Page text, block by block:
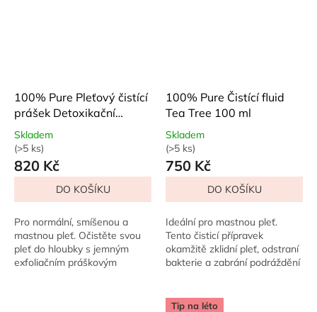
100% Pure Pleťový čistící
prášek Detoxikační
bylinky 58 g
Průměrné
hodnocení
produktu
4,0
z
5
hvězdiček.
Skladem
(>5 ks)
820 Kč
DO KOŠÍKU
Pro normální, smíšenou a
mastnou pleť. Očistěte svou
pleť do hloubky s jemným
exfoliačním práškovým
100% Pure Čistící fluid
Tea Tree 100 ml
Průměrné
hodnocení
produktu
5,0
z
5
hvězdiček.
Skladem
(>5 ks)
750 Kč
DO KOŠÍKU
Ideální pro mastnou pleť.
Tento čisticí přípravek
okamžitě zklidní pleť, odstraní
bakterie a zabrání podráždění
hluboké...
Tip na léto